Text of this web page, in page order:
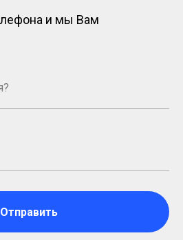
и мы Вам
Отправить